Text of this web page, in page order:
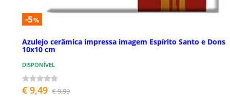
-5%
Azulejo cerâmica impressa imagem Espírito Santo e Dons
10x10 cm
DISPONÍVEL
€ 9,49 € 9,99